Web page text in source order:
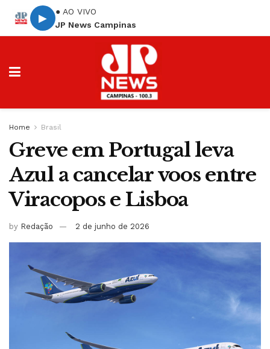
▶
● AO VIVO
JP News Campinas
Home Brasil
Greve em Portugal leva
Azul a cancelar voos entre
Viracopos e Lisboa
by Redação 2 de junho de 2026